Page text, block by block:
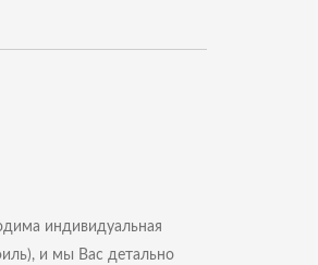
индивидуальная
и мы Вас детально